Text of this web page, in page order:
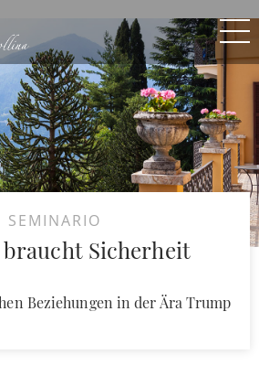
SEMINARIO
Sicherheit
Beziehungen in der Ära Trump